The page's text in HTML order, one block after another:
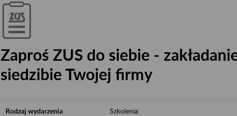
Zaproś ZUS do siebie -
siedzibie Twojej firmy
Rodzaj wydarzenia Szkolenia